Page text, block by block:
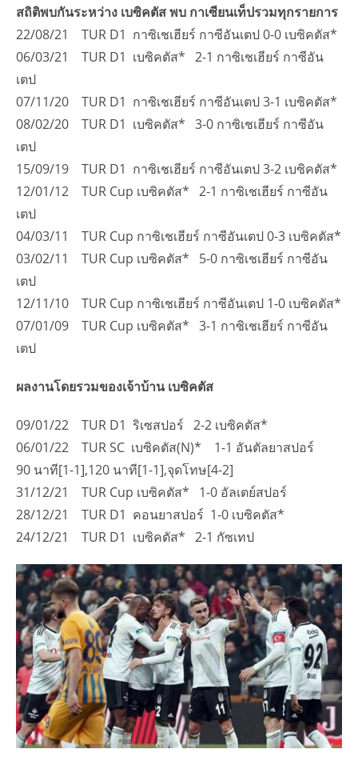
สถิติพบกันระหว่าง เบซิคตัส พบ กาเซียนเท็ปรวมทุกรายการ
22/08/21 TUR D1 กาซิเชเฮียร์ กาซีอันเตป 0-0 เบซิคตัส*
06/03/21 TUR D1 เบซิคตัส* 2-1 กาซิเชเฮียร์ กาซีอัน
เตป
07/11/20 TUR D1 กาซิเชเฮียร์ กาซีอันเตป 3-1 เบซิคตัส*
08/02/20 TUR D1 เบซิคตัส* 3-0 กาซิเชเฮียร์ กาซีอัน
เตป
15/09/19 TUR D1 กาซิเชเฮียร์ กาซีอันเตป 3-2 เบซิคตัส*
12/01/12 TUR Cup เบซิคตัส* 2-1 กาซิเชเฮียร์ กาซีอัน
เตป
04/03/11 TUR Cup กาซิเชเฮียร์ กาซีอันเตป 0-3 เบซิคตัส*
03/02/11 TUR Cup เบซิคตัส* 5-0 กาซิเชเฮียร์ กาซีอัน
เตป
12/11/10 TUR Cup กาซิเชเฮียร์ กาซีอันเตป 1-0 เบซิคตัส*
07/01/09 TUR Cup เบซิคตัส* 3-1 กาซิเชเฮียร์ กาซีอัน
เตป
ผลงานโดยรวมของเจ้าบ้าน เบซิคตัส
09/01/22 TUR D1 ริเซสปอร์ 2-2 เบซิคตัส*
06/01/22 TUR SC เบซิคตัส(N)* 1-1 อันตัลยาสปอร์
90 นาที[1-1],120 นาที[1-1],จุดโทษ[4-2]
31/12/21 TUR Cup เบซิคตัส* 1-0 อัลเตย์สปอร์
28/12/21 TUR D1 คอนยาสปอร์ 1-0 เบซิคตัส*
24/12/21 TUR D1 เบซิคตัส* 2-1 กัซเทป